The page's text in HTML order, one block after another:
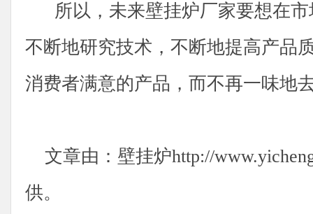
所以，未来壁挂炉厂家要想在市
不断地研究技术，不断地提高产品
消费者满意的产品，而不再一味地
文章由：壁挂炉http://
供。